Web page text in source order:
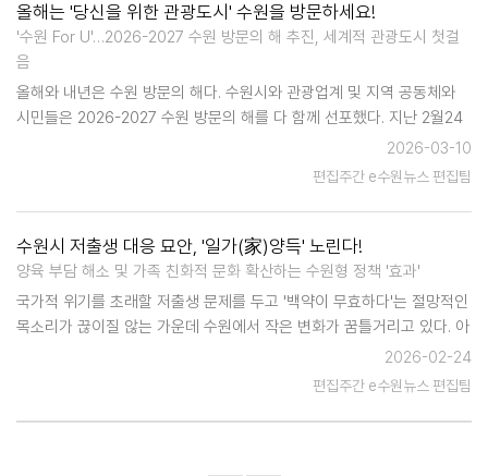
올해는 '당신을 위한 관광도시' 수원을 방문하세요!
'수원 For U'…2026-2027 수원 방문의 해 추진, 세계적 관광도시 첫걸
음
올해와 내년은 수원 방문의 해다. 수원시와 관광업계 및 지역 공동체와
시민들은 2026-2027 수원 방문의 해를 다 함께 선포했다. 지난 2월24
일 수원컨벤션센터를 가득 메운 1천500명의 참석자들은 수원이 세계적
관광도시로 발돋움하는 기반을 마련하겠다는 의지를 불태우며 현…
2026-03-10
편집주간 e수원뉴스 편집팀
수원시 저출생 대응 묘안, '일가(家)양득' 노린다!
양육 부담 해소 및 가족 친화적 문화 확산하는 수원형 정책 '효과'
국가적 위기를 초래할 저출생 문제를 두고 '백약이 무효하다'는 절망적인
목소리가 끊이질 않는 가운데 수원에서 작은 변화가 꿈틀거리고 있다. 아
프리카 속담이라고 알려진 '한 아이를 키우려면 온 마을이 필요하다'는
말이 실현되고 있는 것. 저출생 대응을 위해 양육 부담을 해소하고, 가족
2026-02-24
편집주간 e수원뉴스 편집팀